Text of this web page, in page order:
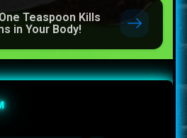
Teaspoon Kills
in Your Body!